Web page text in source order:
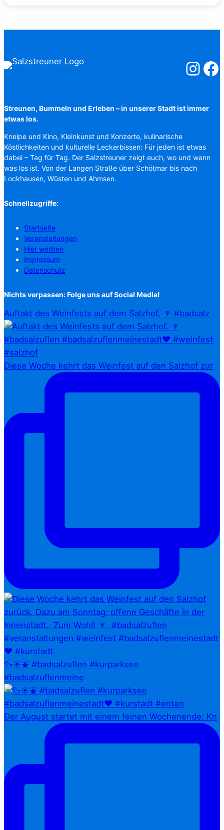
Streunen, Bummeln und Erleben – in unserer Stadt ist immer
etwas los.
Kneipe und Kino, Kleinkunst und Konzerte, kulinarische
Köstlichkeiten und kulturelle Leckerbissen: Für jeden ist etwas
dabei – Tag für Tag. Der Salzstreuner zeigt euch, wo und wann
was los ist. Von der Langen Straße über Schötmar bis nach
Lockhausen, Wüsten und Ahmsen.
Schnellzugriffe:
Startseite
Veranstaltungen
Hier werben
Impressum
Datenschutz
Nichts verpassen: Folge uns auf Social Media!
Auftakt des Weinfests auf dem Salzhof. 🍷 #badsalz
Diese Woche kehrt das Weinfest auf den Salzhof zur
🦆☀️⛲ #badsalzuflen #kurparksee
#badsalzuflenmeine
Der August startet mit einem feinen Wochenende: Kn